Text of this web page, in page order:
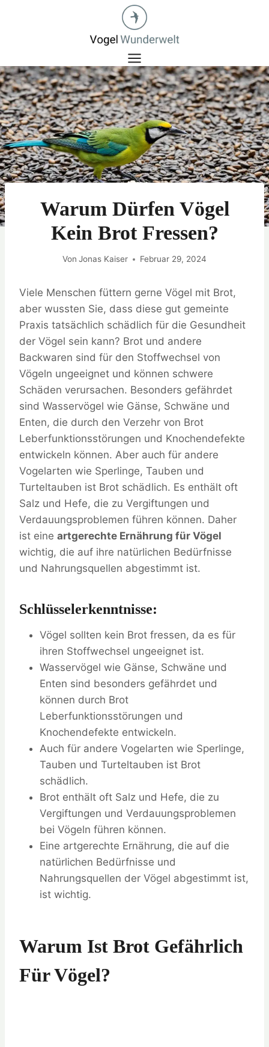
Warum Dürfen Vögel
Kein Brot Fressen?
Von Jonas Kaiser Februar 29, 2024
Viele Menschen füttern gerne Vögel mit Brot,
aber wussten Sie, dass diese gut gemeinte
Praxis tatsächlich schädlich für die Gesundheit
der Vögel sein kann? Brot und andere
Backwaren sind für den Stoffwechsel von
Vögeln ungeeignet und können schwere
Schäden verursachen. Besonders gefährdet
sind Wasservögel wie Gänse, Schwäne und
Enten, die durch den Verzehr von Brot
Leberfunktionsstörungen und Knochendefekte
entwickeln können. Aber auch für andere
Vogelarten wie Sperlinge, Tauben und
Turteltauben ist Brot schädlich. Es enthält oft
Salz und Hefe, die zu Vergiftungen und
Verdauungsproblemen führen können. Daher
ist eine artgerechte Ernährung für Vögel
wichtig, die auf ihre natürlichen Bedürfnisse
und Nahrungsquellen abgestimmt ist.
Schlüsselerkenntnisse:
Vögel sollten kein Brot fressen, da es für
ihren Stoffwechsel ungeeignet ist.
Wasservögel wie Gänse, Schwäne und
Enten sind besonders gefährdet und
können durch Brot
Leberfunktionsstörungen und
Knochendefekte entwickeln.
Auch für andere Vogelarten wie Sperlinge,
Tauben und Turteltauben ist Brot
schädlich.
Brot enthält oft Salz und Hefe, die zu
Vergiftungen und Verdauungsproblemen
bei Vögeln führen können.
Eine artgerechte Ernährung, die auf die
natürlichen Bedürfnisse und
Nahrungsquellen der Vögel abgestimmt ist,
ist wichtig.
Warum Ist Brot Gefährlich
Für Vögel?